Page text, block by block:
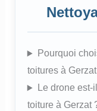
Pourquoi
toitures à
Le drone
toiture à Gerzat